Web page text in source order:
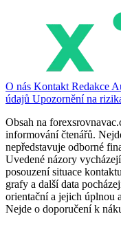
O nás Kontakt Redakce
údajů Upozornění na
Obsah na
informování čtenářů.
nepředstavuje odborné
Uvedené názory
posouzení situace
grafy a další data
orientační a jejich úplnou
Nejde o doporučení k